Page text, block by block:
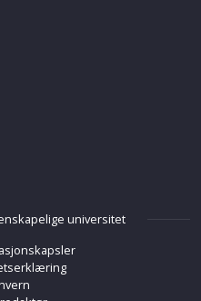
universitet